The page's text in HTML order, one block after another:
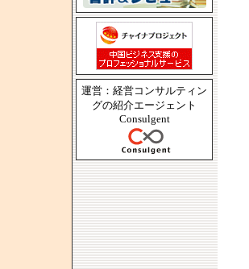
運営：経営コンサルティン
グの紹介エージェント
Consulgent